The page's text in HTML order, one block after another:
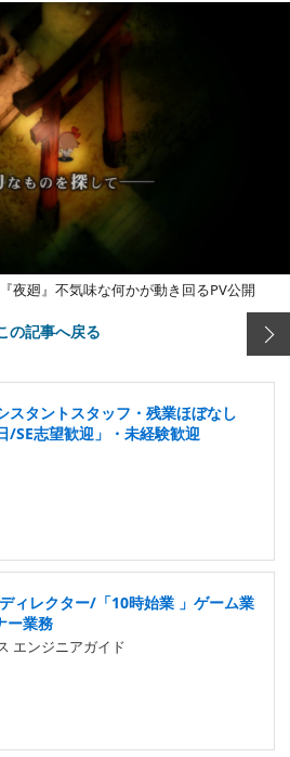
夜廻』不気味な何かが動き回るPV公開
の記事へ戻る
スタントスタッフ・残業ほぼなし
/SE志望歓迎」・未経験歓迎
ィレクター/「10時始業 」ゲーム業
ー業務
エンジニアガイド